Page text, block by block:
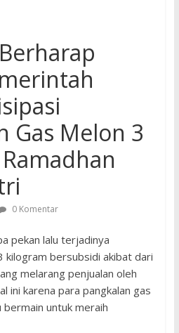
Gas Melon 3
0 Komentar
pekan lalu terjadinya
kilogram bersubsidi akibat dari
melarang penjualan oleh
ini karena para pangkalan gas
bermain untuk meraih